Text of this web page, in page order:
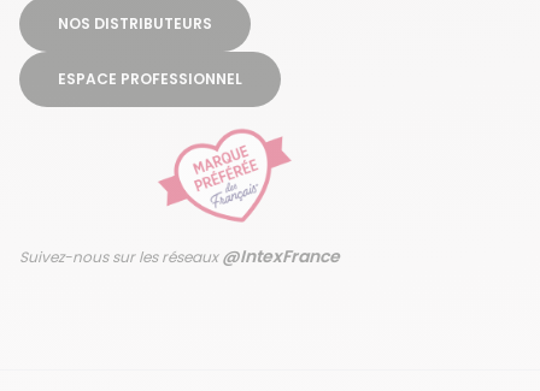
NOS DISTRIBUTEURS
ESPACE PROFESSIONNEL
Suivez-nous sur les réseaux@IntexFrance